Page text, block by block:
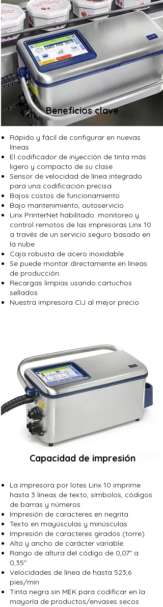
Beneficios clave
Rápido y fácil de configurar en nuevas
líneas
El codificador de inyección de tinta más
ligero y compacto de su clase
Sensor de velocidad de línea integrado
para una codificación precisa
Bajos costos de funcionamiento
Bajo mantenimiento, autoservicio
Linx PrinterNet habilitado: monitoreo y
control remotos de las impresoras Linx 10
a través de un servicio seguro basado en
la nube
Caja robusta de acero inoxidable
Se puede montar directamente en líneas
de producción.
Recargas limpias usando cartuchos
sellados
Nuestra impresora CIJ al mejor precio
Capacidad de impresión
La impresora por lotes Linx 10 imprime
hasta 3 líneas de texto, símbolos, códigos
de barras y números
Impresión de caracteres en negrita
Texto en mayúsculas y minúsculas
Impresión de caracteres girados (torre)
Alto y ancho de carácter variable.
Rango de altura del código de 0,07" a
0,35"
Velocidades de línea de hasta 523,6
pies/min
Tinta negra sin MEK para codificar en la
mayoría de productos/envases secos